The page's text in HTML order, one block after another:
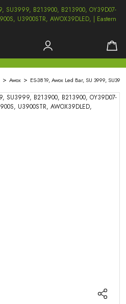
Awox ES-3819, Awox Led Bar, SU 3999,